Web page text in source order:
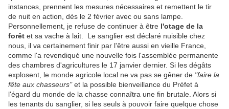
instances, prennent les mesures nécessaires et remettent le tir
de nuit en action, dès le 2 février avec ou sans lampe.
Personnellement, je refuse de continuer à être l'otage de la
forêt et sa vache à lait. Le sanglier est déclaré nuisible chez
nous, il va certainement finir par l'être aussi en vieille France,
comme l'a revendiqué une nouvelle fois l'assemblée permanente
des chambres d'agricultures le 17 janvier dernier. Si les dégâts
explosent, le monde agricole local ne va pas se gêner de "faire la
fête aux chasseurs"et la possible bienveillance du Préfet à
l'égard du monde de la chasse connaîtra une fin brutale. Alors si
les tenants du sanglier, si les seuls à pouvoir faire quelque chose